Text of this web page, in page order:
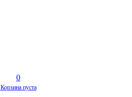
0
Корзина пуста